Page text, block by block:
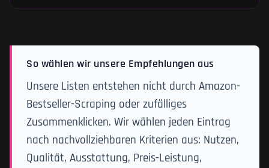
So wählen wir unsere Empfehlungen aus
Unsere Listen entstehen nicht durch Amazon-
Bestseller-Scraping oder zufälliges
Zusammenklicken. Wir wählen jeden Eintrag
nach nachvollziehbaren Kriterien aus: Nutzen,
Qualität, Ausstattung, Preis-Leistung,